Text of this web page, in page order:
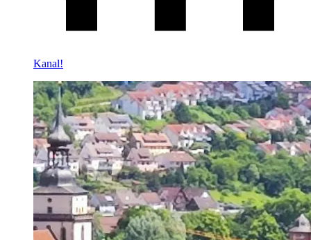
Kanal!